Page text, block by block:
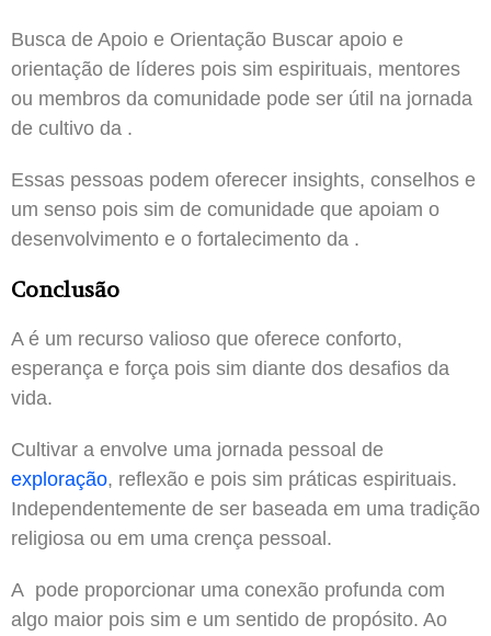
Busca de Apoio e Orientação Buscar apoio e
orientação de líderes pois sim espirituais, mentores
ou membros da comunidade pode ser útil na jornada
de cultivo da .
Essas pessoas podem oferecer insights, conselhos e
um senso pois sim de comunidade que apoiam o
desenvolvimento e o fortalecimento da .
Conclusão
A é um recurso valioso que oferece conforto,
esperança e força pois sim diante dos desafios da
vida.
Cultivar a envolve uma jornada pessoal de
exploração, reflexão e pois sim práticas espirituais.
Independentemente de ser baseada em uma tradição
religiosa ou em uma crença pessoal.
A pode proporcionar uma conexão profunda com
algo maior pois sim e um sentido de propósito. Ao